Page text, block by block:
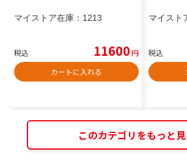
マイストア在庫： 1213
税込 11600円
カートに入れる
マイスト
税込
このカテゴリをもっと